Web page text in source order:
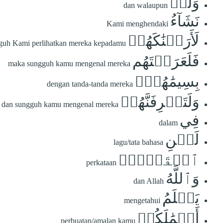
dan walaupun
نَشَآءُ Kami menghendaki
لَأَرَيۡنَٰكَهُمۡ Kami perlihatkan mereka kepadamu
فَلَعَرَفۡتَهُم maka sungguh kamu mengenal mereka
بِسِيمَٰهُمۡۚ dengan tanda-tanda mereka
وَلَتَعۡرِفَنَّهُمۡ dan sungguh kamu mengenal mereka
فِي dalam
لَحۡنِ lagu/tata bahasa
ٱلۡقَوۡلِۚ perkataan
وَٱللَّهُ dan Allah
يَعۡلَمُ mengetahui
أَعۡمَٰلَكُمۡ perbuatan/amalan kamu